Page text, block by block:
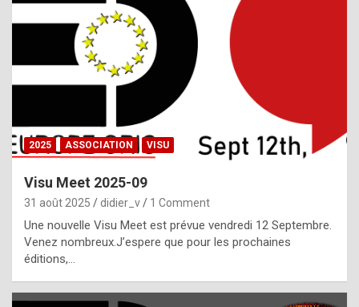
,
g
h
t
f
2025 ASSOCIATION VISU
Visu Meet 2025-09
31 août 2025 didier_v 1 Comment
Une nouvelle Visu Meet est prévue vendredi 12 Septembre.
Venez nombreux.J’espere que pour les prochaines
éditions,…